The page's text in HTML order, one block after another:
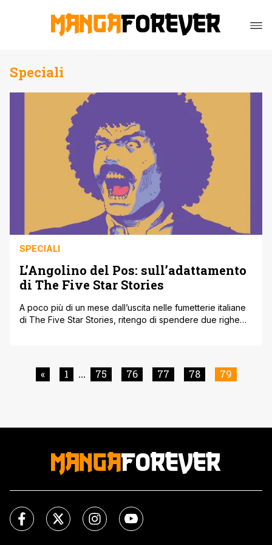
Speciali
SPECIALI
L’Angolino del Pos: sull’adattamento
di The Five Star Stories
A poco più di un mese dall’uscita nelle fumetterie italiane
di The Five Star Stories, ritengo di spendere due righe
e dibattere… Vedremo. ^^ Innanzitutto, per rispettare il
volere dell’autore, il [']
« 1 ... 75 76 77 78 79